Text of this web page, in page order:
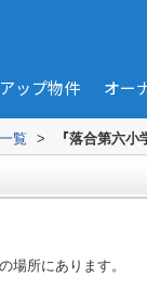
ップ物件 オー
覧 > 『落合第六小
場所にあります。